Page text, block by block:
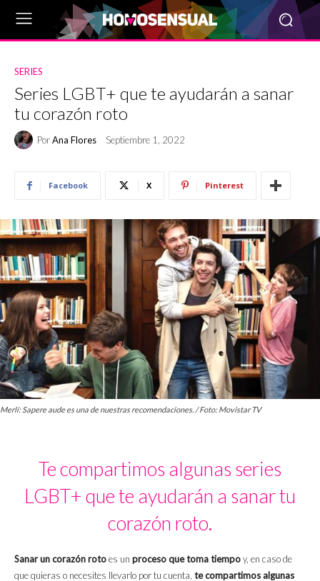
SERIES
Series LGBT+ que te ayudarán a sanar
tu corazón roto
PorAna Flores Septiembre 1, 2022
Facebook X Pinterest
Merlí: Sapere aude es una de nuestras recomendaciones. / Foto: Movistar TV
Te compartimos algunas series
LGBT+ que te ayudarán a sanar tu
corazón roto.
Sanar un corazón rotoes un proceso que toma tiempoy, en caso de
que quieras o necesites llevarlo por tu cuenta, te compartimos algunas